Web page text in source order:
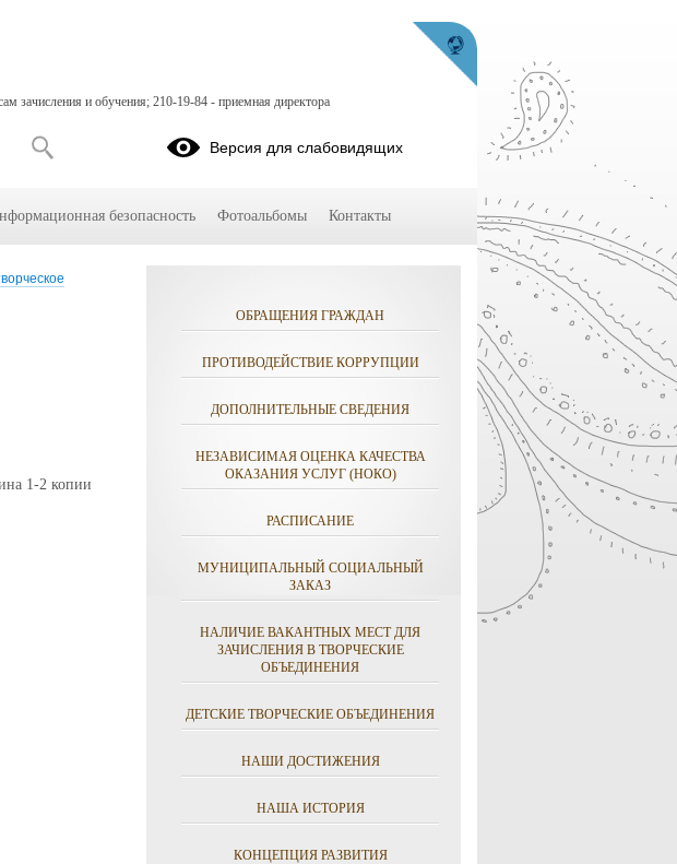
1-2 копии
ОБРАЩЕНИЯ ГРАЖДАН
ПРОТИВОДЕЙСТВИЕ КОРРУПЦИИ
ДОПОЛНИТЕЛЬНЫЕ СВЕДЕНИЯ
НЕЗАВИСИМАЯ ОЦЕНКА КАЧЕСТВА
ОКАЗАНИЯ УСЛУГ (НОКО)
РАСПИСАНИЕ
МУНИЦИПАЛЬНЫЙ СОЦИАЛЬНЫЙ
ЗАКАЗ
НАЛИЧИЕ ВАКАНТНЫХ МЕСТ ДЛЯ
ЗАЧИСЛЕНИЯ В ТВОРЧЕСКИЕ
ОБЪЕДИНЕНИЯ
ДЕТСКИЕ ТВОРЧЕСКИЕ ОБЪЕДИНЕНИЯ
НАШИ ДОСТИЖЕНИЯ
НАША ИСТОРИЯ
КОНЦЕПЦИЯ РАЗВИТИЯ
зачисления и обучения; 210-19-84 - приемная директора
Версия для слабовидящих
безопасность Фотоальбомы Контакты